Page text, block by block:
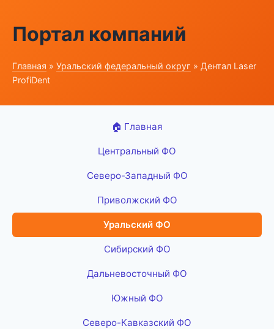
Портал компаний
Главная » Уральский федеральный округ » Дентал Laser
ProfiDent
🏠 Главная
Центральный ФО
Северо-Западный ФО
Приволжский ФО
Уральский ФО
Сибирский ФО
Дальневосточный ФО
Южный ФО
Северо-Кавказский ФО